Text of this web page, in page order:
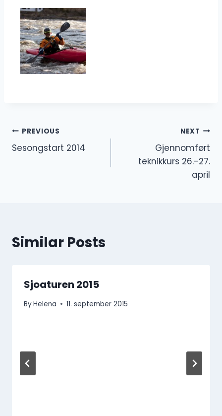
Innleggsnavigasjon
PREVIOUS
Sesongstart 2014
NEXT
Gjennomført
teknikkurs 26.-27.
april
Similar Posts
Sjoaturen 2015
ByHelena 11. september 2015